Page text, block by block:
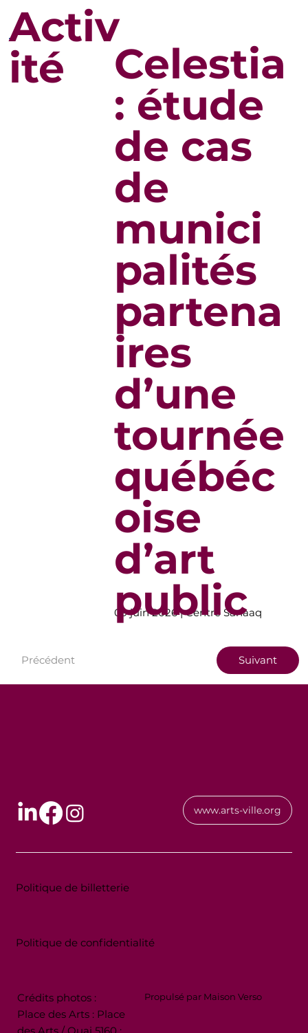
09 juin 2026 | Centre Sanaaq
Celestia
: étude
de cas
de
munici
palités
partena
ires
d’une
tournée
québéc
oise
d’art
public
Activ
ité
Précédent Suivant
www.arts-ville.org
Politique de confidentialité
Politique de billetterie
Crédits photos :
Place des Arts : Place
Propulsé par Maison Verso